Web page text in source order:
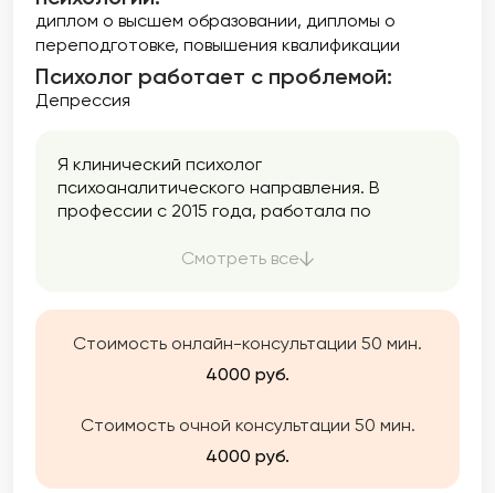
диплом о высшем образовании дипломы о
переподготовке повышения квалификации
Психолог работает с проблемой:
Депрессия
Я клинический психолог
психоаналитического направления. В
профессии с 2015 года, работала по
подростками в бюджетной социальной
частной практике.
Смотреть все
Стоимость онлайн-консультации 50 мин.
4000 руб.
Стоимость очной консультации 50 мин.
4000 руб.